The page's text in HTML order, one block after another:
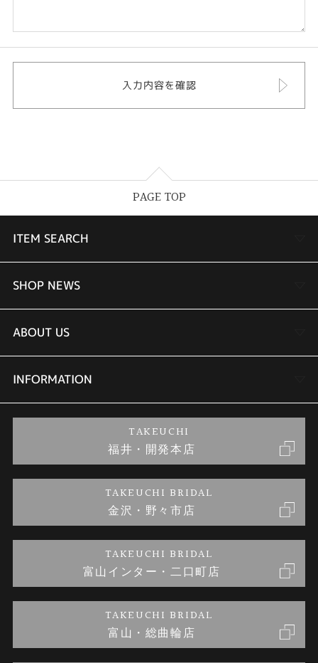
PAGE TOP
ITEM SEARCH
婚約指輪
結婚指輪
セットリング
婚約ネックレス
金・プラチナのお取引
SHOP NEWS
TAKEUCHI BRIDAL金沢本店情報
商品一覧
ブランドリスト
金澤指輪工房｜手作りペアリング
金澤指輪工房｜手作り結婚指輪 and 婚約指輪
金澤指輪工房｜手作り婚約指輪プロポーズプラン
ABOUT US
会社概要
お客様の声
INFORMATION
プライバシーポリシー
TAKEUCHI
福井・開発本店
TAKEUCHI BRIDAL
金沢・野々市店
TAKEUCHI BRIDAL
富山インター・二口町店
TAKEUCHI BRIDAL
富山・総曲輪店